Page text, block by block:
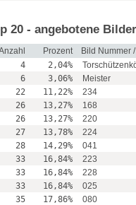
20 - angebotene Bilder
Prozent
Bild Nummer
4
2,04%
6
3,06%
Meister
22
11,22%
234
26
13,27%
168
26
13,27%
220
27
13,78%
224
28
14,29%
041
33
16,84%
223
33
16,84%
228
33
16,84%
025
35
17,86%
080